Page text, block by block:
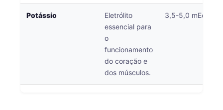
Potássio
Eletrólito
essencial para
o
funcionamento
do coração e
dos músculos.
3,5-5,0 mEq/L